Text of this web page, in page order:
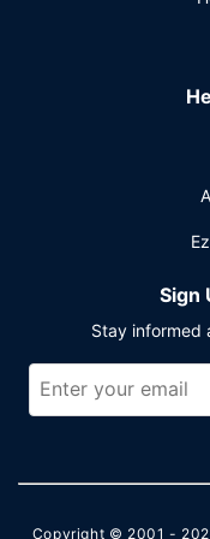
található bár/
várja a vendégeket.
Egyéb felszereltség
vegytisztítási/
nyitva tartó recepció
Sign
Stay informed
Copyright © 2001 -